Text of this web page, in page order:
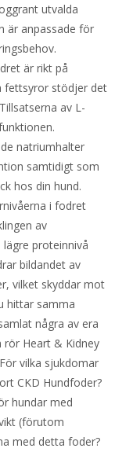
utvalda
är anpassade för
är rikt på
fettsyror stödjer det
av L-
natriumhalter
samtidigt som
hos din hund.
i fodret
av
proteinnivå
bildandet av
vilket skyddar mot
hittar samma
några av era
Heart & Kidney
vilka sjukdomar
CKD Hundfoder?
hundar med
(förutom
med detta foder?